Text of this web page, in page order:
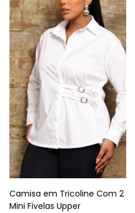
Camisa em Tricoline Com 2
Mini Fivelas Upper